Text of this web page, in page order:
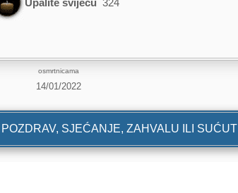
Upalite svijeću 324
osmrtnicama
14/01/2022
SJEĆANJE, ZAHVALU ILI SUĆUT